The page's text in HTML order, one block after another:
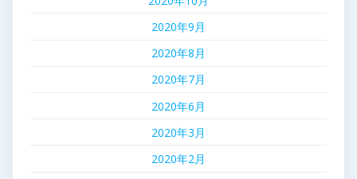
2020年9月
2020年8月
2020年7月
2020年6月
2020年3月
2020年2月